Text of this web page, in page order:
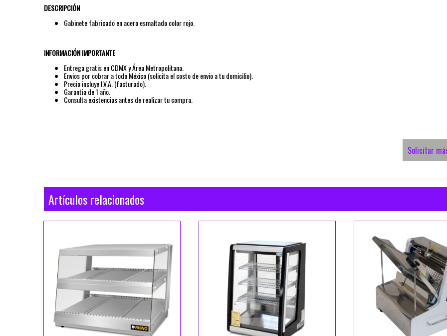
DESCRIPCIÓN
Gabinete fabricado en acero esmaltado color rojo.
INFORMACIÓN IMPORTANTE
Entrega gratis en CDMX y Área Metropolitana.
Envios por cobrar a todo México (solicita el costo de envio a tu domicilio).
Precio incluye I.V.A. (facturado).
Garantia de 1 año.
Consulta existencias antes de realizar tu compra.
Solicitar
Artículos relacionados